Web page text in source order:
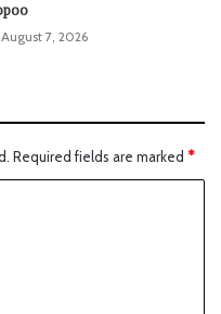
August 7, 2026
Required fields are marked *